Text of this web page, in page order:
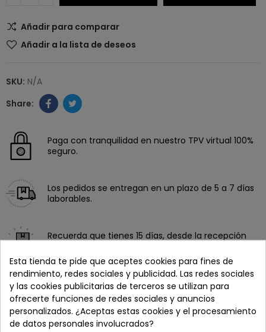
Añadir para comparar
Añadir a la lista de deseos
SKU: N/A
Paga con tranquilidad en nuestro TPV virtual 100%
seguro.
Los pedidos se entregan en un plazo de 5 a 7 días
laborables.
Recuerda que tienes 15 días, desde la recepción
Esta tienda te pide que aceptes cookies para fines de
rendimiento, redes sociales y publicidad. Las redes sociales
y las cookies publicitarias de terceros se utilizan para
ofrecerte funciones de redes sociales y anuncios
personalizados. ¿Aceptas estas cookies y el procesamiento
de datos personales involucrados?